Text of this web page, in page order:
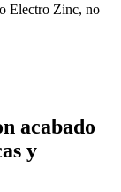
acabado
y